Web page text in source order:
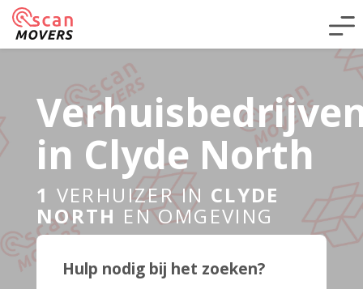
in Clyde North
1 VERHUIZER IN CLYDE
NORTH EN OMGEVING
Hulp nodig bij het zoeken?